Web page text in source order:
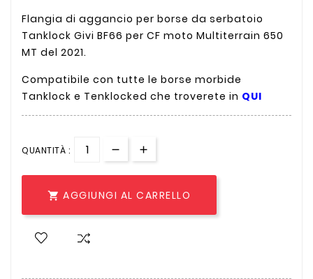
Flangia di aggancio per borse da serbatoio
Tanklock Givi BF66 per CF moto Multiterrain 650
MT del 2021.
Compatibile con tutte le borse morbide
Tanklock e Tenklocked che troverete in QUI
QUANTITÀ :
 AGGIUNGI AL CARRELLO